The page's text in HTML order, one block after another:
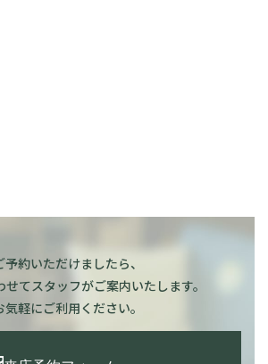
予約いただけましたら、
せてスタッフがご案内いたします。
気軽にご利用ください。